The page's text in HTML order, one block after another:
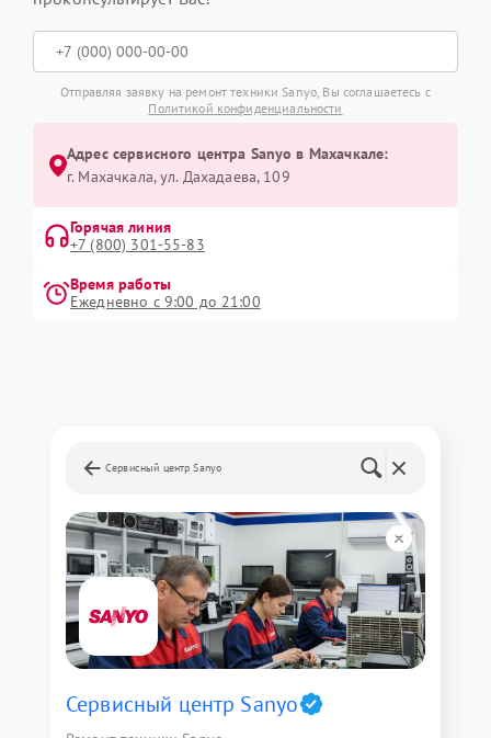
Отправляя заявку на ремонт техники Sanyo, Вы соглашаетесь с
Политикой конфиденциальности
Адрес сервисного центра Sanyo в Махачкале:
г. Махачкала, ул. Дахадаева, 109
Горячая линия
+7 (800) 301-55-83
Время работы
Ежедневно с 9:00 до 21:00
Сервисный центр Sanyo
Сервисный центр Sanyo